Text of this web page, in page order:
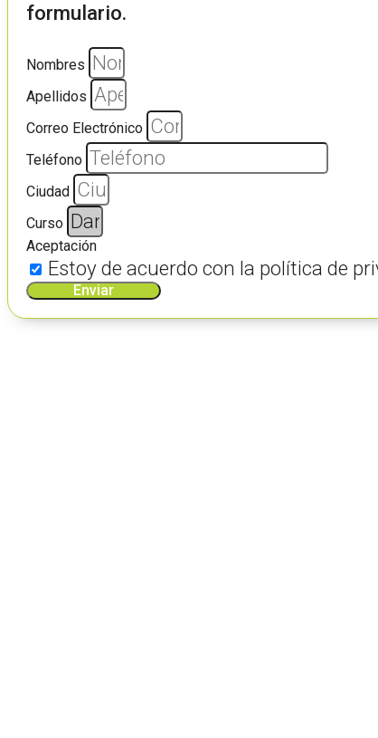
formulario.
Nombres
Apellidos
Correo Electrónico
Teléfono
Ciudad
Curso
Aceptación
Estoy de acuerdo con la política de
Enviar